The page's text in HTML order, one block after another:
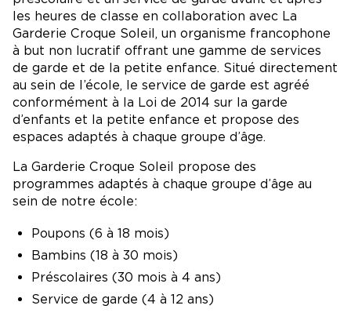
les heures de classe en collaboration avec La
Garderie Croque Soleil, un organisme francophone
à but non lucratif offrant une gamme de services
de garde et de la petite enfance. Situé directement
au sein de l’école, le service de garde est agréé
conformément à la Loi de 2014 sur la garde
d’enfants et la petite enfance et propose des
espaces adaptés à chaque groupe d’âge.
La Garderie Croque Soleil propose des
programmes adaptés à chaque groupe d’âge au
sein de notre école:
Poupons (6 à 18 mois)
Bambins (18 à 30 mois)
Préscolaires (30 mois à 4 ans)
Service de garde (4 à 12 ans)